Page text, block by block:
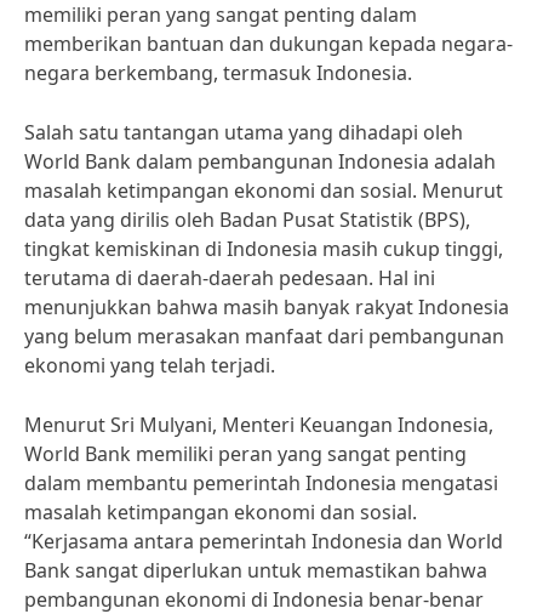
memiliki peran yang sangat penting dalam
memberikan bantuan dan dukungan kepada negara-
negara berkembang, termasuk Indonesia.
Salah satu tantangan utama yang dihadapi oleh
World Bank dalam pembangunan Indonesia adalah
masalah ketimpangan ekonomi dan sosial. Menurut
data yang dirilis oleh Badan Pusat Statistik (BPS),
tingkat kemiskinan di Indonesia masih cukup tinggi,
terutama di daerah-daerah pedesaan. Hal ini
menunjukkan bahwa masih banyak rakyat Indonesia
yang belum merasakan manfaat dari pembangunan
ekonomi yang telah terjadi.
Menurut Sri Mulyani, Menteri Keuangan Indonesia,
World Bank memiliki peran yang sangat penting
dalam membantu pemerintah Indonesia mengatasi
masalah ketimpangan ekonomi dan sosial.
“Kerjasama antara pemerintah Indonesia dan World
Bank sangat diperlukan untuk memastikan bahwa
pembangunan ekonomi di Indonesia benar-benar